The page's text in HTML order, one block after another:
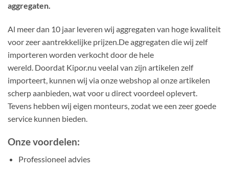
aggregaten.
Al meer dan 10 jaar leveren wij aggregaten van hoge kwaliteit
voor zeer aantrekkelijke prijzen.De aggregaten die wij zelf
importeren worden verkocht door de hele
wereld. Doordat Kipor.nu veelal van zijn artikelen zelf
importeert, kunnen wij via onze webshop al onze artikelen
scherp aanbieden, wat voor u direct voordeel oplevert.
Tevens hebben wij eigen monteurs, zodat we een zeer goede
service kunnen bieden.
Onze voordelen:
Professioneel advies